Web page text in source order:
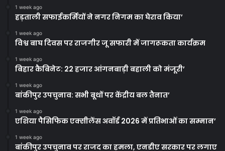
1 week ago
हड़ताली सफाईकर्मियों ने नगर निगम का घेराव किया’
1 week ago
विश्व बाघ दिवस पर राजगीर जू सफारी में जागरूकता कार्यक्रम
1 week ago
बिहार कैबिनेट: 22 हजार आंगनबाड़ी बहाली को मंजूरी’
1 week ago
बांकीपुर उपचुनाव: सभी बूथों पर केंद्रीय बल तैनात’
1 week ago
एशिया पैसिफिक एक्सीलेंस अवॉर्ड 2026 में प्रतिभाओं का सम्मान’
1 week ago
बांकीपुर उपचुनाव पर राजद का हमला, एनडीए सरकार पर लगाए